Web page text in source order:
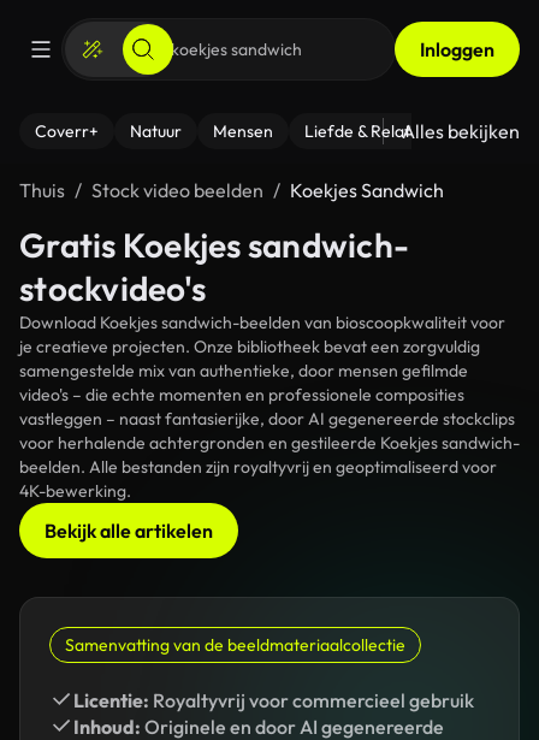
Inloggen
Coverr+ Natuur Mensen Liefde & Relaties - Fitness
Alles bekijken
Thuis Stock video beelden Koekjes Sandwich
Gratis Koekjes sandwich-
stockvideo's
Download Koekjes sandwich-beelden van bioscoopkwaliteit voor
je creatieve projecten. Onze bibliotheek bevat een zorgvuldig
samengestelde mix van authentieke, door mensen gefilmde
video's – die echte momenten en professionele composities
vastleggen – naast fantasierijke, door AI gegenereerde stockclips
voor herhalende achtergronden en gestileerde Koekjes sandwich-
beelden. Alle bestanden zijn royaltyvrij en geoptimaliseerd voor
4K-bewerking.
Bekijk alle artikelen
Samenvatting van de beeldmateriaalcollectie
Licentie: Royaltyvrij voor commercieel gebruik
Inhoud: Originele en door AI gegenereerde